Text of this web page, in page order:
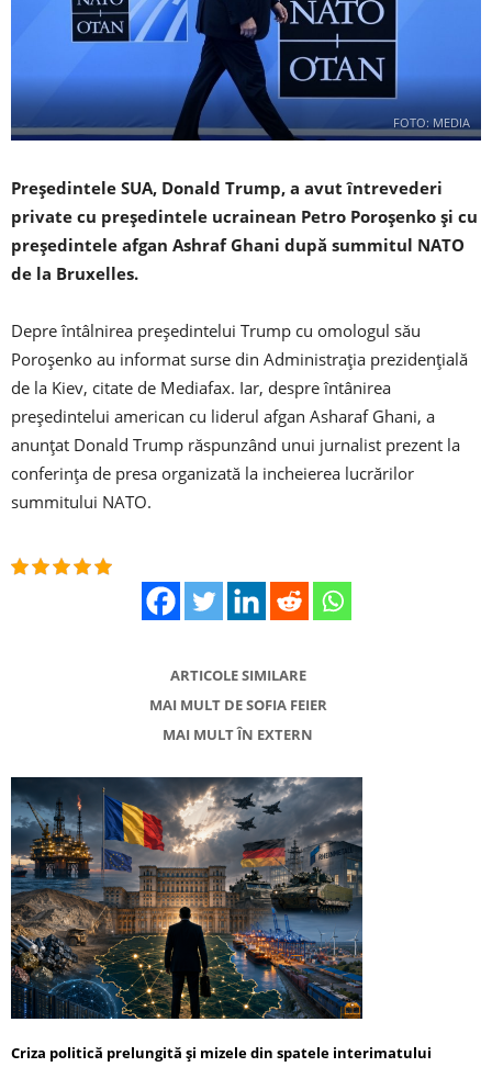
FOTO: MEDIA
Preşedintele SUA, Donald Trump, a avut întrevederi
private cu preşedintele ucrainean Petro Poroşenko și cu
președintele afgan Ashraf Ghani după summitul NATO
de la Bruxelles.
Depre întâlnirea președintelui Trump cu omologul său
Poroșenko au informat surse din Administraţia prezidenţială
de la Kiev, citate de Mediafax. Iar, despre întânirea
președintelui american cu liderul afgan Asharaf Ghani, a
anunțat Donald Trump răspunzând unui jurnalist prezent la
conferința de presa organizată la incheierea lucrărilor
summitului NATO.
ARTICOLE SIMILARE
MAI MULT DE SOFIA FEIER
MAI MULT ÎN EXTERN
Criza politică prelungită și mizele din spatele interimatului